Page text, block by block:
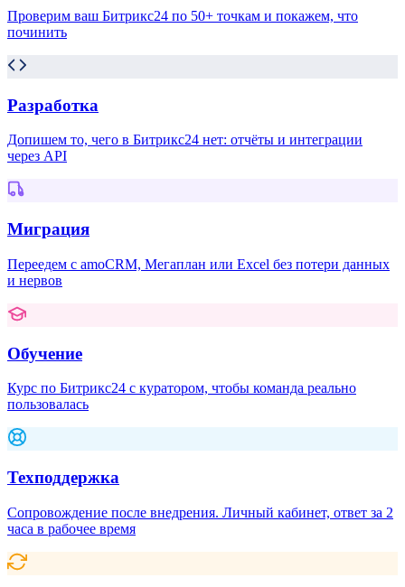
Проверим ваш Битрикс24 по 50+ точкам и покажем, что
починить
Разработка
Допишем то, чего в Битрикс24 нет: отчёты и интеграции
через API
Миграция
Переедем с amoCRM, Мегаплан или Excel без потери данных
и нервов
Обучение
Курс по Битрикс24 с куратором, чтобы команда реально
пользовалась
Техподдержка
Сопровождение после внедрения. Личный кабинет, ответ за 2
часа в рабочее время